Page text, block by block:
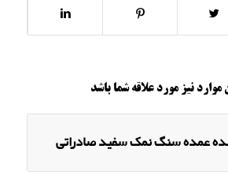
موارد نیز مورد علاقه شما باشد
عمده سنگ نمک سفید صادراتی